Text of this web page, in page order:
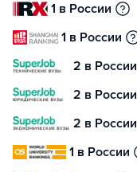
1 в России
1 в России
2 в России
2 в России
2 в России
1 в России